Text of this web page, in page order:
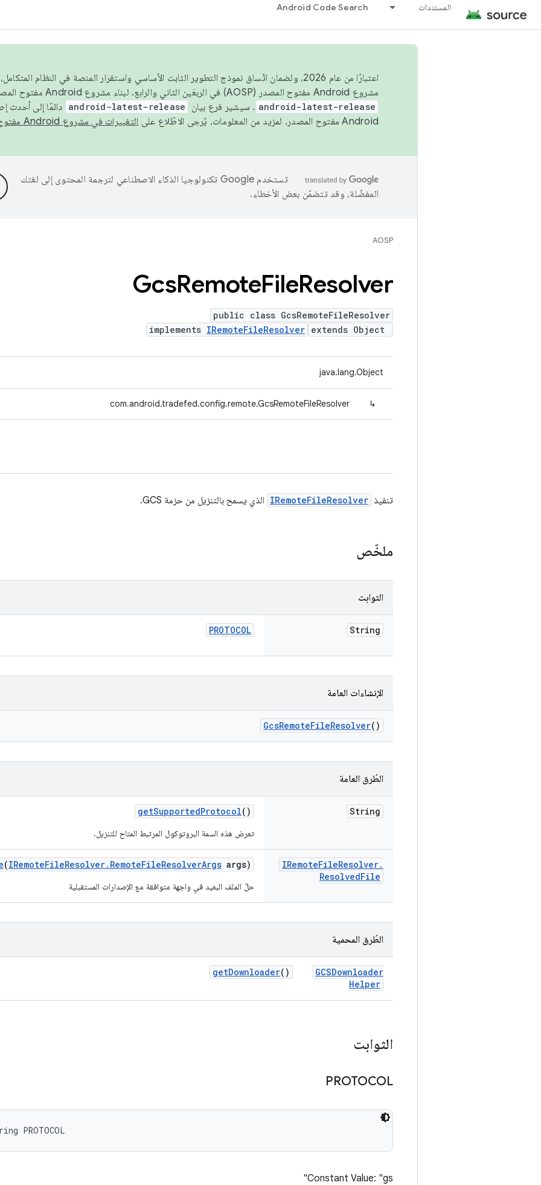
المستندات Android Code Search
اعتبارًا من عام 2026، ولضمان اتّساق نموذج التطوير الثابت الأساسي واستقرار المنصة في النظام
مشروع Android مفتوح المصدر (AOSP) في الربعَين الثاني والرابع. لبناء مشروع Android مفتوح المصدر والمساهمة فيه، استخدِم
android-latest-release . سيشير فرع بيان android-latest-release دائمًا إلى أحدث
Android مفتوح المصدر. لمزيد من المعلومات، يُرجى الاطّلاع على
التغييرات في مشروع Android مفتوح المصدر
تستخدم Google تكنولوجيا الذكاء الاصطناعي لترجمة المحتوى إلى لغتك
المفضّلة، وقد تتضمّن بعض الأخطاء.
AOSP
GcsRemoteFileResolver
public class GcsRemoteFileResolver
extends Object
implements IRemoteFileResolver
java.lang.Object
↳
com.android.tradefed.config.remote.GcsRemoteFileResolver
تنفيذ IRemoteFileResolver الذي يسمح بالتنزيل من حزمة GCS.
ملخّص
الثوابت
String
PROTOCOL
الإنشاءات العامة
GcsRemoteFileResolver()
الطُرق العامة
String
getSupportedProtocol()
تعرض هذه السمة البروتوكول المرتبط المتاح للتنزيل.
IRemoteFileResolver.
ResolvedFile
(IRemoteFileResolver. RemoteFileResolverArgs args)
حلّ الملف البعيد في واجهة متوافقة مع الإصدارات المستقبلية
الطُرق المحمية
GCSDownloader
Helper
getDownloader()
الثوابت
PROTOCOL
PROTOCOL
Constant Value: "gs"